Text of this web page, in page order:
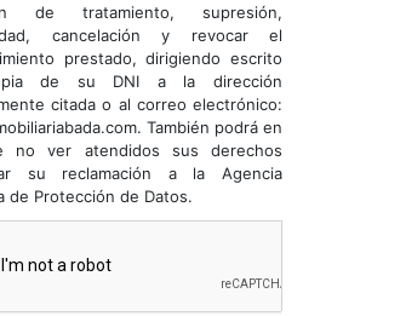
de tratamiento, supresión,
cancelación y revocar el
prestado, dirigiendo escrito
de su DNI a la dirección
citada o al correo electrónico:
También podrá en
no ver atendidos sus derechos
su reclamación a la Agencia
de Protección de Datos.